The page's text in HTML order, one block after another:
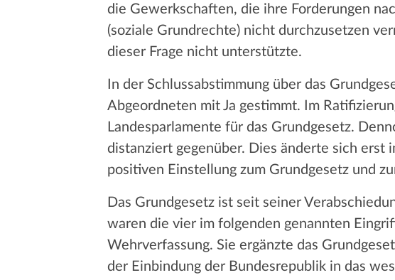
die Gewerkschaften, die ihre Forderungen
(soziale Grundrechte) nicht durchzusetzen
dieser Frage nicht unterstützte.
In der Schlussabstimmung über das
Abgeordneten mit Ja gestimmt. Im
Landesparlamente für das Grundgesetz.
distanziert gegenüber. Dies änderte sich
positiven Einstellung zum Grundgesetz und
Das Grundgesetz ist seit seiner
waren die vier im folgenden genannten
Wehrverfassung. Sie ergänzte das
der Einbindung der Bundesrepublik in das